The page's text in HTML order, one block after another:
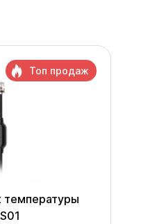
температуры
Топ продаж